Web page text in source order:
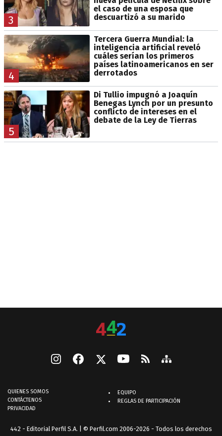
3
el caso de una esposa que
descuartizó a su marido
4
Tercera Guerra Mundial: la
inteligencia artificial reveló
cuáles serían los primeros
países latinoamericanos en ser
derrotados
5
Di Tullio impugnó a Joaquín
Benegas Lynch por un presunto
conflicto de intereses en el
debate de la Ley de Tierras
QUIENES SOMOS
CONTÁCTENOS
PRIVACIDAD
EQUIPO
REGLAS DE PARTICIPACIÓN
442 - Editorial Perfil S.A. | © Perfil.com 2006-2026 - Todos los derechos